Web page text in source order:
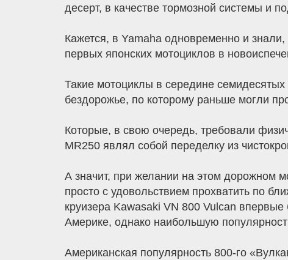
десерт, в качестве тормозной системы и
Кажется, в Yamaha одновременно и
первых японских мотоциклов в
Такие мотоциклы в середине
бездорожье, по которому раньше могли
Которые, в свою очередь, требовали
MR250 являл собой переделку из
А значит, при желании на этом дорожном
просто с удовольствием прохватить по
круизера Kawasaki VN 800 Vulcan
Америке, однако наибольшую
Американская популярность 800-го